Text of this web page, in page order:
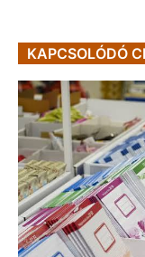
KAPCSOLÓDÓ